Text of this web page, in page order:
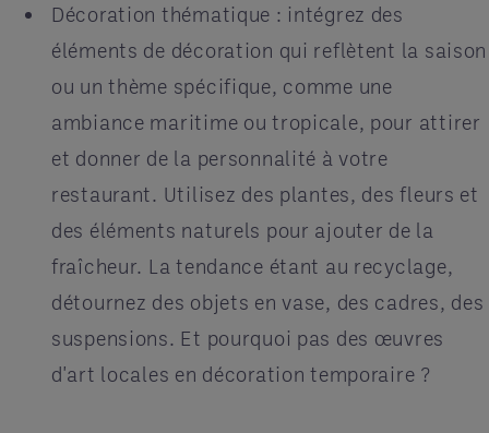
Décoration thématique : intégrez des
éléments de décoration qui reflètent la saison
ou un thème spécifique, comme une
ambiance maritime ou tropicale, pour attirer
et donner de la personnalité à votre
restaurant. Utilisez des plantes, des fleurs et
des éléments naturels pour ajouter de la
fraîcheur. La tendance étant au recyclage,
détournez des objets en vase, des cadres, des
suspensions. Et pourquoi pas des œuvres
d'art locales en décoration temporaire ?